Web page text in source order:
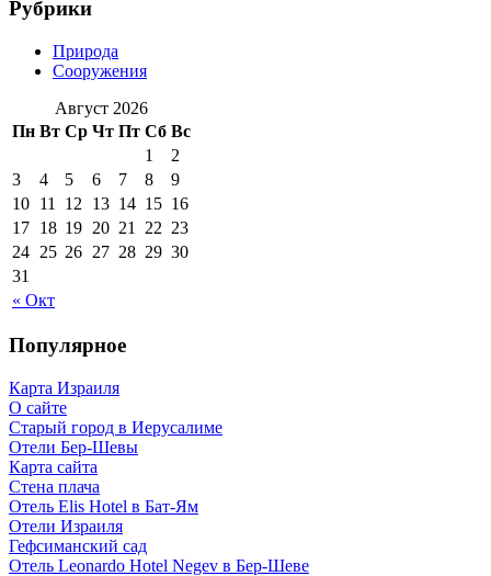
Рубрики
Природа
Сооружения
Август 2026
Пн Вт Ср Чт Пт Сб Вс
« Окт
1
2
3
4 5 6 7 8
9
10 11 12 13 14 15 16
17 18 19 20 21 22 23
24 25 26 27 28 29 30
31
Популярное
Карта Израиля
О сайте
Старый город в Иерусалиме
Отели Бер-Шевы
Карта сайта
Стена плача
Отель Elis Hotel в Бат-Ям
Отели Израиля
Гефсиманский сад
Отель Leonardo Hotel Negev в Бер-Шеве